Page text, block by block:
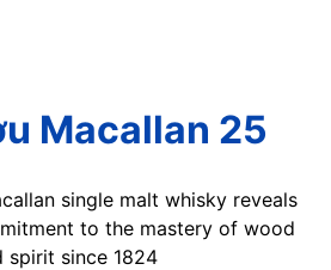
Macallan 25
single malt whisky reveals
to the mastery of wood
spirit since 1824